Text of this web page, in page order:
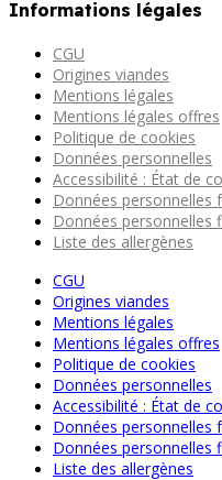
Informations légales
CGU
Origines viandes
Mentions légales
Mentions légales offres
Politique de cookies
Données personnelles
Accessibilité : État de
Données personnelles
Données personnelles
Liste des allergènes
CGU
Origines viandes
Mentions légales
Mentions légales offres
Politique de cookies
Données personnelles
Accessibilité : État de
Données personnelles
Données personnelles
Liste des allergènes